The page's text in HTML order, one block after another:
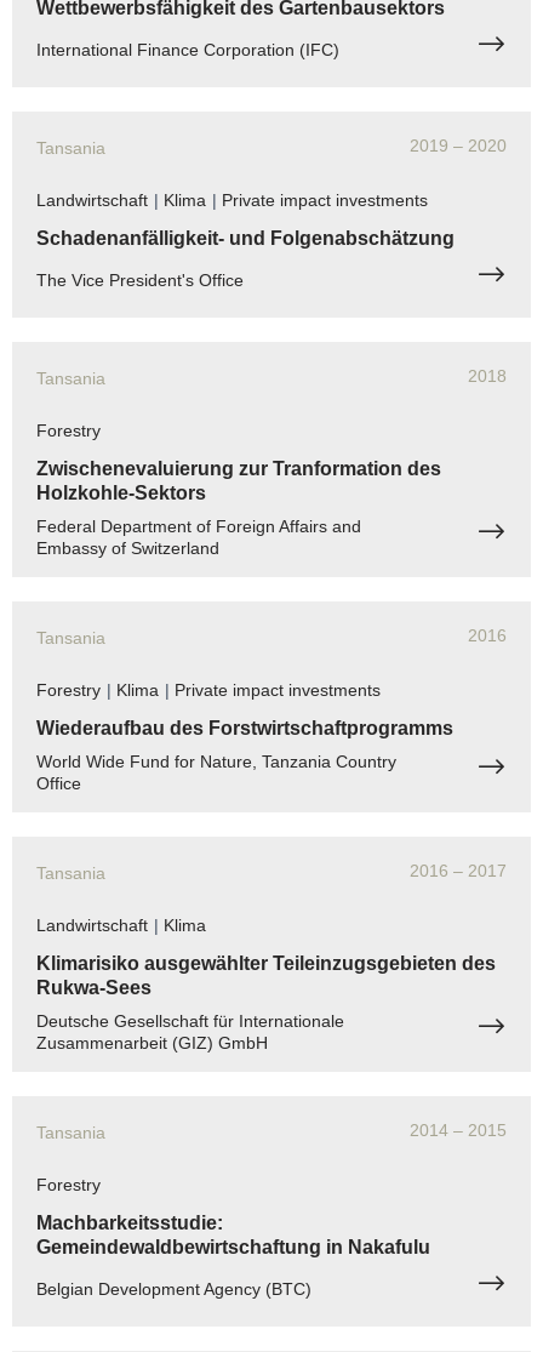
Wettbewerbsfähigkeit des Gartenbausektors
International Finance Corporation (IFC)
Tansania 2019 – 2020
Landwirtschaft | Klima | Private impact investments
Schadenanfälligkeit- und Folgenabschätzung
The Vice President's Office
Tansania 2018
Forestry
Zwischenevaluierung zur Tranformation des
Holzkohle-Sektors
Federal Department of Foreign Affairs and
Embassy of Switzerland
Tansania 2016
Forestry | Klima | Private impact investments
Wiederaufbau des Forstwirtschaftprogramms
World Wide Fund for Nature, Tanzania Country
Office
Tansania 2016 – 2017
Landwirtschaft | Klima
Klimarisiko ausgewählter Teileinzugsgebieten des
Rukwa-Sees
Deutsche Gesellschaft für Internationale
Zusammenarbeit (GIZ) GmbH
Tansania 2014 – 2015
Forestry
Machbarkeitsstudie:
Gemeindewaldbewirtschaftung in Nakafulu
Belgian Development Agency (BTC)